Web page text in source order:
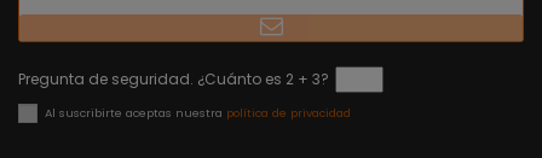
Pregunta de seguridad. ¿Cuánto es 2 + 3?
Al suscribirte aceptas nuestra política de privacidad